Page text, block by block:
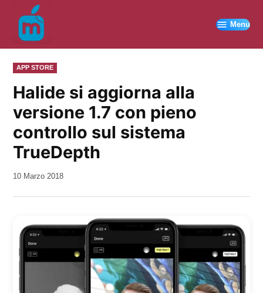
contenuto
Menu
PUBBLICATO
IN
APP STORE
Halide si aggiorna alla
versione 1.7 con pieno
controllo sul sistema
TrueDepth
da
10 Marzo 2018